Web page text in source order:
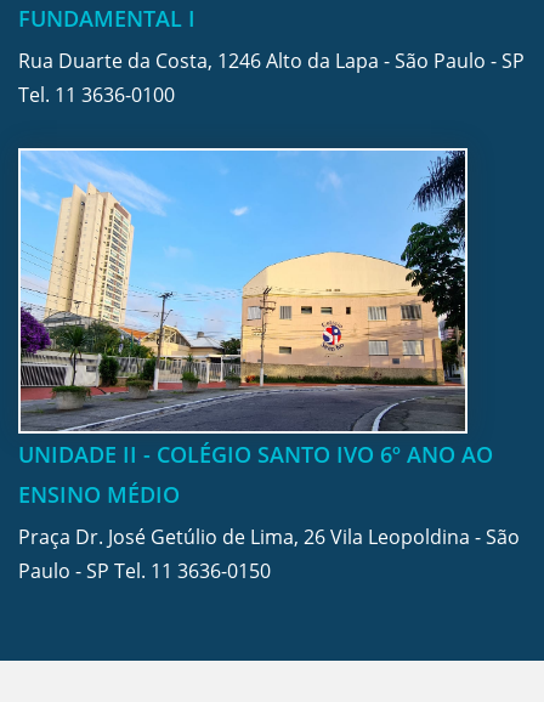
FUNDAMENTAL I
Rua Duarte da Costa, 1246 Alto da Lapa - São Paulo - SP
Tel. 11 3636-0100
UNIDADE II - COLÉGIO SANTO IVO 6º ANO AO
ENSINO MÉDIO
Praça Dr. José Getúlio de Lima, 26 Vila Leopoldina - São
Paulo - SP Tel. 11 3636-0150